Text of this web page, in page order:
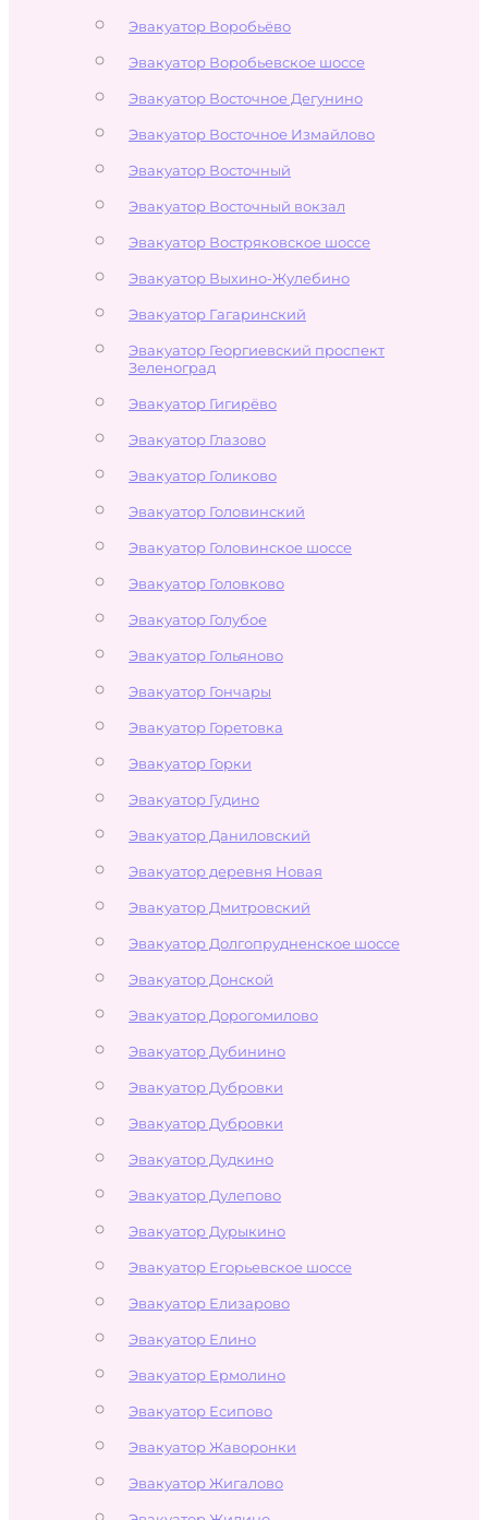
Эвакуатор Воробьёво
Эвакуатор Воробьевское шоссе
Эвакуатор Восточное Дегунино
Эвакуатор Восточное Измайлово
Эвакуатор Восточный
Эвакуатор Восточный вокзал
Эвакуатор Востряковское шоссе
Эвакуатор Выхино-Жулебино
Эвакуатор Гагаринский
Эвакуатор Георгиевский проспект
Зеленоград
Эвакуатор Гигирёво
Эвакуатор Глазово
Эвакуатор Голиково
Эвакуатор Головинский
Эвакуатор Головинское шоссе
Эвакуатор Головково
Эвакуатор Голубое
Эвакуатор Гольяново
Эвакуатор Гончары
Эвакуатор Горетовка
Эвакуатор Горки
Эвакуатор Гудино
Эвакуатор Даниловский
Эвакуатор деревня Новая
Эвакуатор Дмитровский
Эвакуатор Долгопрудненское шоссе
Эвакуатор Донской
Эвакуатор Дорогомилово
Эвакуатор Дубинино
Эвакуатор Дубровки
Эвакуатор Дубровки
Эвакуатор Дудкино
Эвакуатор Дулепово
Эвакуатор Дурыкино
Эвакуатор Егорьевское шоссе
Эвакуатор Елизарово
Эвакуатор Елино
Эвакуатор Ермолино
Эвакуатор Есипово
Эвакуатор Жаворонки
Эвакуатор Жигалово